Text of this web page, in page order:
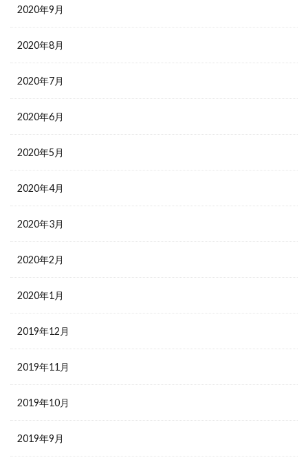
2020年9月
2020年8月
2020年7月
2020年6月
2020年5月
2020年4月
2020年3月
2020年2月
2020年1月
2019年12月
2019年11月
2019年10月
2019年9月